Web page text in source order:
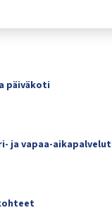
päiväkoti
ja vapaa-aikapalvelut